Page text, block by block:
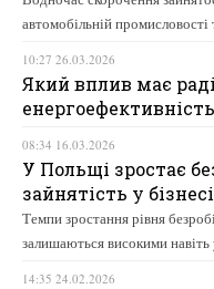
автомобільній промисловості
10:27 26.03.2026
Який вплив має
08:34 16.03.2026
У Польщі зростає
зайнятість у
Темпи зростання рівня
залишаються високими
14:35 24.02.2026